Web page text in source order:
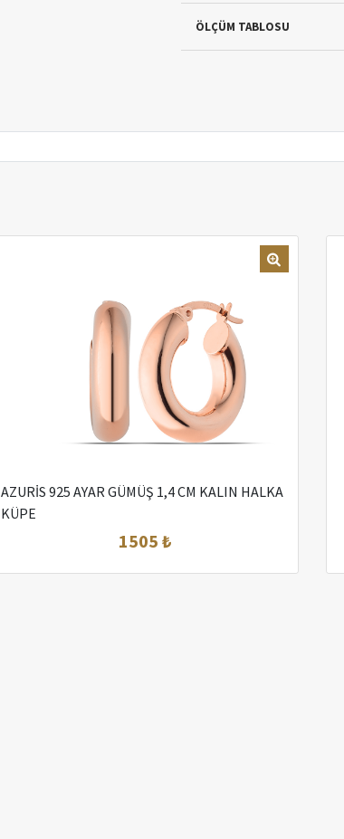
ÖLÇÜM TABLOSU
AZURİS 925 AYAR GÜMÜŞ 1,4 CM KALIN HALKA
KÜPE
1505 ₺